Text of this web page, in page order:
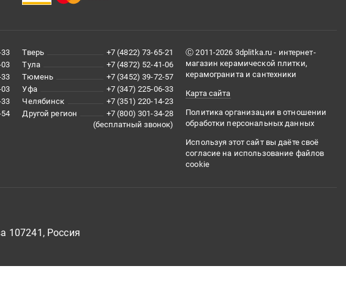
Тверь
+7 (4822) 73-65-21
Тула
+7 (4872) 52-41-06
Тюмень
+7 (3452) 39-72-57
Уфа
+7 (347) 225-06-33
Челябинск
+7 (351) 220-14-23
Другой регион
+7 (800) 301-34-28
(бесплатный звонок)
Ⓒ 2011-2026 3dplitka.ru - интернет-
магазин керамической плитки,
керамогранита и сантехники
Карта сайта
Политика организации в отношении
обработки персональных данных
Используя этот сайт вы даёте своё
согласие на использование файлов
cookie
107241, Россия